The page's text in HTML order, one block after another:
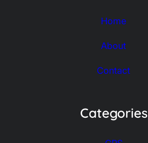
Home
About
Contact
Categories